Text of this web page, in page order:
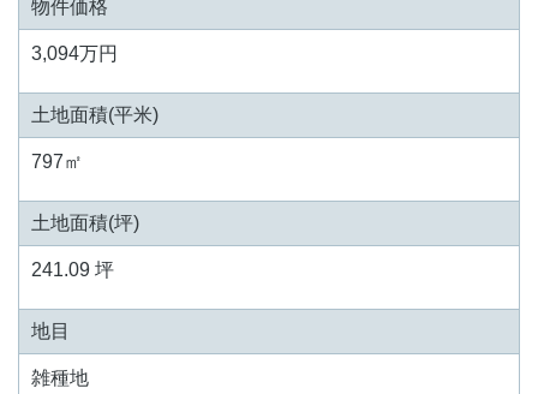
物件価格
3,094万円
土地面積(平米)
797㎡
土地面積(坪)
241.09 坪
地目
雑種地